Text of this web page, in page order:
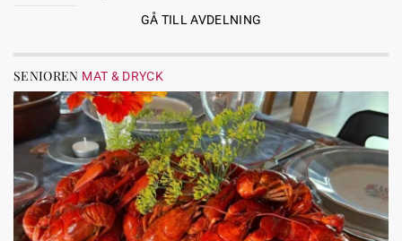
GÅ TILL AVDELNING
SENIOREN MAT & DRYCK